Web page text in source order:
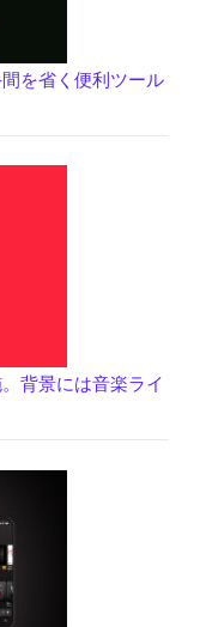
を省く便利ツール
背景には音楽ライ